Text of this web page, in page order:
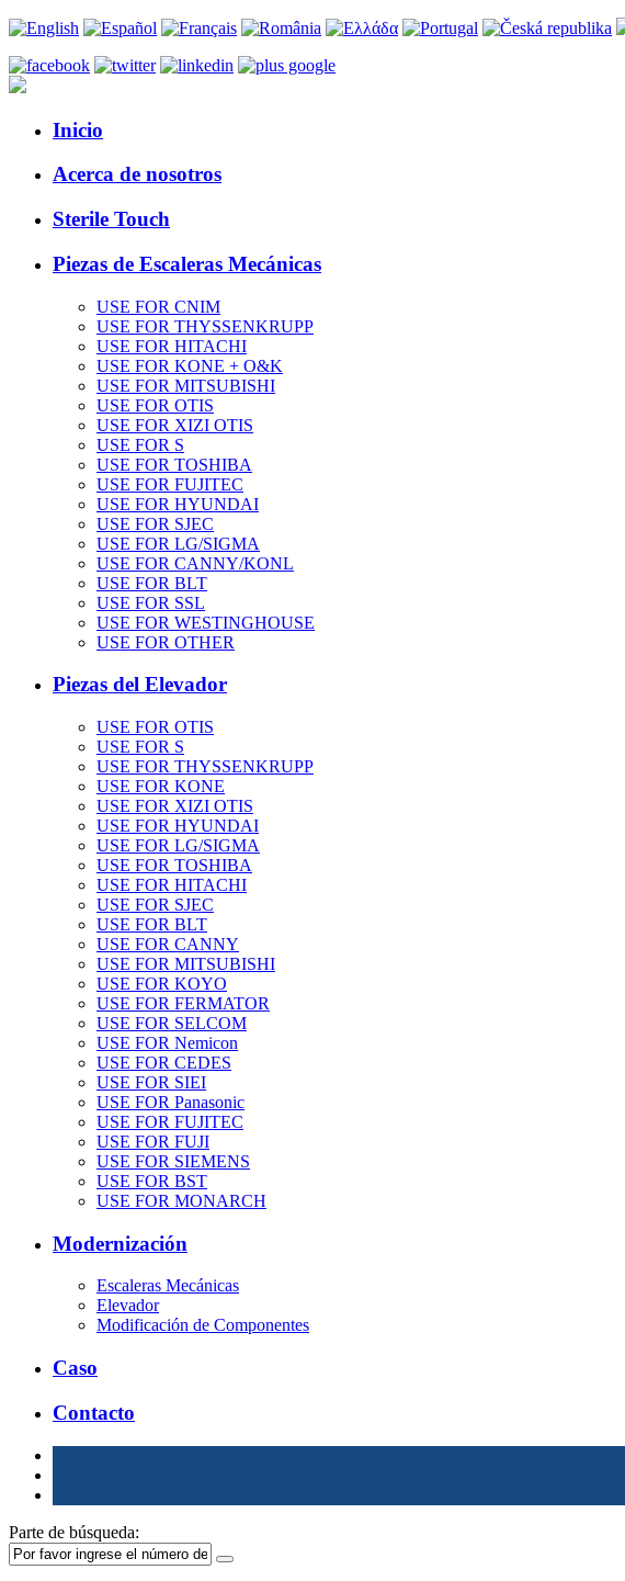
Inicio
Acerca de nosotros
Sterile Touch
Piezas de Escaleras Mecánicas
USE FOR CNIM
USE FOR THYSSENKRUPP
USE FOR HITACHI
USE FOR KONE + O&K
USE FOR MITSUBISHI
USE FOR OTIS
USE FOR XIZI OTIS
USE FOR S
USE FOR TOSHIBA
USE FOR FUJITEC
USE FOR HYUNDAI
USE FOR SJEC
USE FOR LG/SIGMA
USE FOR CANNY/KONL
USE FOR BLT
USE FOR SSL
USE FOR WESTINGHOUSE
USE FOR OTHER
Piezas del Elevador
USE FOR OTIS
USE FOR S
USE FOR THYSSENKRUPP
USE FOR KONE
USE FOR XIZI OTIS
USE FOR HYUNDAI
USE FOR LG/SIGMA
USE FOR TOSHIBA
USE FOR HITACHI
USE FOR SJEC
USE FOR BLT
USE FOR CANNY
USE FOR MITSUBISHI
USE FOR KOYO
USE FOR FERMATOR
USE FOR SELCOM
USE FOR Nemicon
USE FOR CEDES
USE FOR SIEI
USE FOR Panasonic
USE FOR FUJITEC
USE FOR FUJI
USE FOR SIEMENS
USE FOR BST
USE FOR MONARCH
Modernización
Escaleras Mecánicas
Elevador
Modificación de Componentes
Caso
Contacto
Parte de búsqueda: